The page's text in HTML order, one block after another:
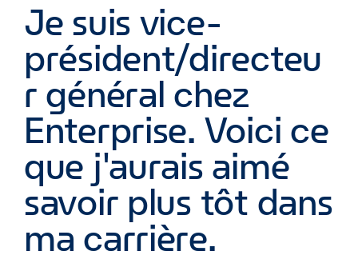
Je suis vice-
président/directeu
r général chez
Enterprise. Voici ce
que j'aurais aimé
savoir plus tôt dans
ma carrière.